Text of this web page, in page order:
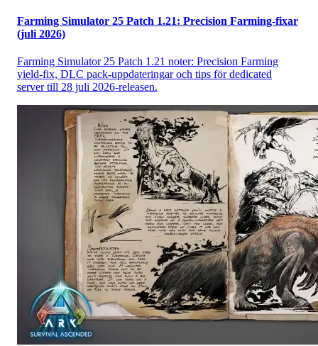
Farming Simulator 25 Patch 1.21: Precision Farming-fixar
(juli 2026)
Farming Simulator 25 Patch 1.21 noter: Precision Farming
yield-fix, DLC pack-uppdateringar och tips för dedicated
server till 28 juli 2026-releasen.